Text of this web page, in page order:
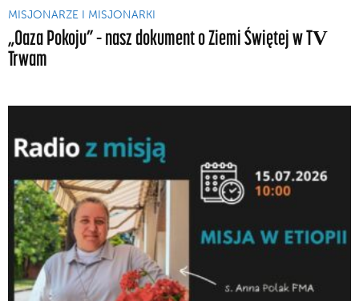
MISJONARZE I MISJONARKI
„Oaza Pokoju” – nasz dokument o Ziemi Świętej w TV
Trwam